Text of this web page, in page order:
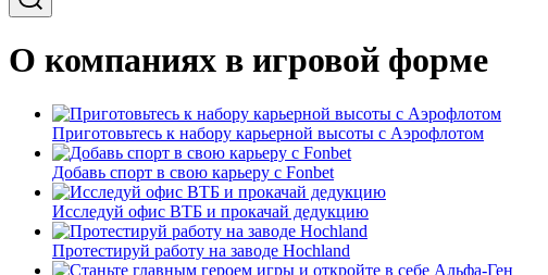
О компаниях в игровой форме
Приготовьтесь к набору карьерной высоты с Аэрофлотом
Добавь спорт в свою карьеру с Fonbet
Исследуй офис ВТБ и прокачай дедукцию
Протестируй работу на заводе Hochland